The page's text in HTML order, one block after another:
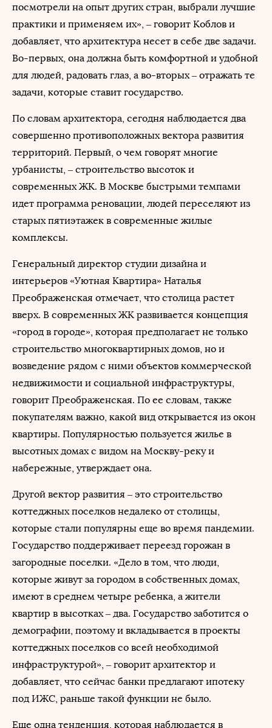
посмотрели на опыт других стран, выбрали лучшие
практики и применяем их», – говорит Коблов и
добавляет, что архитектура несет в себе две задачи.
Во-первых, она должна быть комфортной и удобной
для людей, радовать глаз, а во-вторых – отражать те
задачи, которые ставит государство.
По словам архитектора, сегодня наблюдается два
совершенно противоположных вектора развития
территорий. Первый, о чем говорят многие
урбанисты, – строительство высоток и
современных ЖК. В Москве быстрыми темпами
идет программа реновации, людей переселяют из
старых пятиэтажек в современные жилые
комплексы.
Генеральный директор студии дизайна и
интерьеров «Уютная Квартира» Наталья
Преображенская отмечает, что столица растет
вверх. В современных ЖК развивается концепция
«город в городе», которая предполагает не только
строительство многоквартирных домов, но и
возведение рядом с ними объектов коммерческой
недвижимости и социальной инфраструктуры,
говорит Преображенская. По ее словам, также
покупателям важно, какой вид открывается из окон
квартиры. Популярностью пользуется жилье в
высотных домах с видом на Москву-реку и
набережные, утверждает она.
Другой вектор развития – это строительство
коттеджных поселков недалеко от столицы,
которые стали популярны еще во время пандемии.
Государство поддерживает переезд горожан в
загородные поселки. «Дело в том, что люди,
которые живут за городом в собственных домах,
имеют в среднем четыре ребенка, а жители
квартир в высотках – два. Государство заботится о
демографии, поэтому и вкладывается в проекты
коттеджных поселков со всей необходимой
инфраструктурой», – говорит архитектор и
добавляет, что сейчас банки предлагают ипотеку
под ИЖС, раньше такой функции не было.
Еще одна тенденция, которая наблюдается в